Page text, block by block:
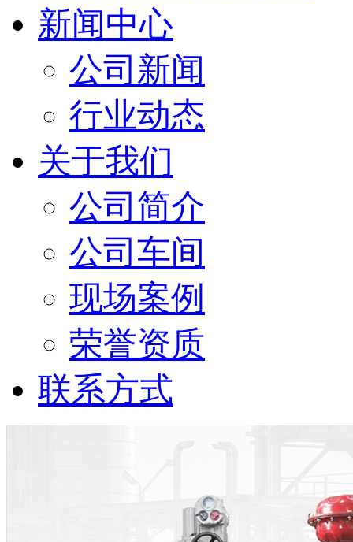
新闻中心
公司新闻
行业动态
关于我们
公司简介
公司车间
现场案例
荣誉资质
联系方式